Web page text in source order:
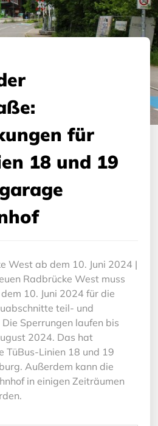
für
18 und 19
West ab dem 10. Juni 2024 |
Radbrücke West muss
10. Juni 2024 für die
teil- und
Sperrungen laufen bis
2024. Das hat
TüBus-Linien 18 und 19
Außerdem kann die
in einigen Zeiträumen